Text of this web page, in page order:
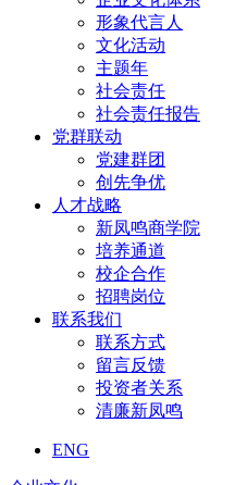
形象代言人
文化活动
主题年
社会责任
社会责任报告
党群联动
党建群团
创先争优
人才战略
新凤鸣商学院
培养通道
校企合作
招聘岗位
联系我们
联系方式
留言反馈
投资者关系
清廉新凤鸣
ENG